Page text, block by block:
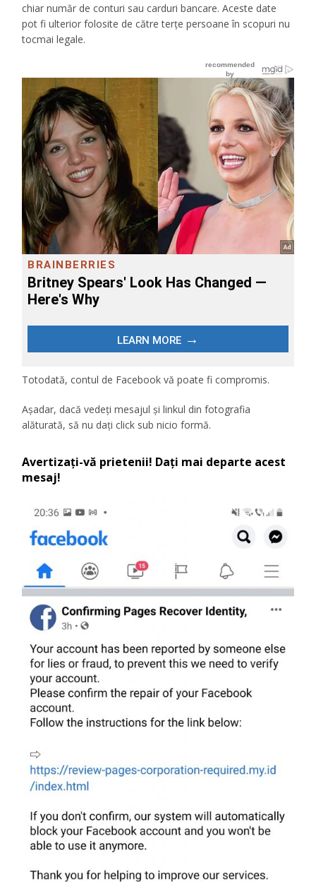
chiar număr de conturi sau carduri bancare. Aceste date
pot fi ulterior folosite de către terţe persoane în scopuri nu
tocmai legale.
Totodată, contul de Facebook vă poate fi compromis.
Aşadar, dacă vedeţi mesajul şi linkul din fotografia
alăturată, să nu daţi click sub nicio formă.
Avertizaţi-vă prietenii! Daţi mai departe acest
mesaj!